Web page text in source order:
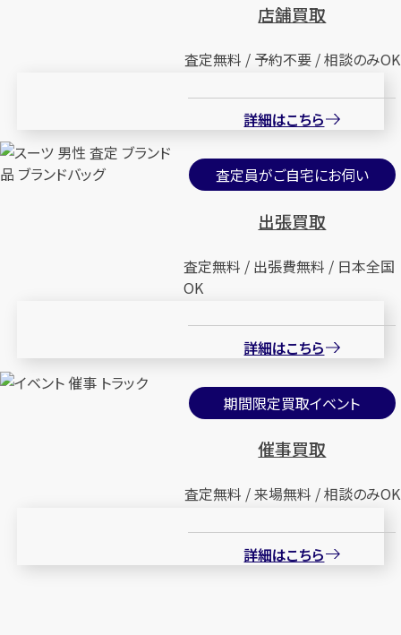
店舗買取
査定無料 / 予約不要 / 相談のみOK
詳細はこちら
査定員がご自宅にお伺い
出張買取
査定無料 / 出張費無料 / 日本全国
OK
詳細はこちら
期間限定買取イベント
催事買取
査定無料 / 来場無料 / 相談のみOK
詳細はこちら